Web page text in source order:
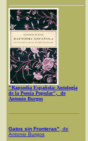
"Rapsodia Española: Antología
de la Poesía Popular", de
Antonio Burgos
Gatos sin Fronteras" , de
Antonio Burgos